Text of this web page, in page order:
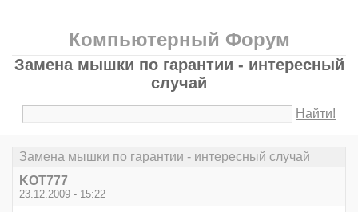
Компьютерный Форум
Замена мышки по гарантии - интересный
случай
Найти!
Замена мышки по гарантии - интересный случай
KOT777
23.12.2009 - 15:22